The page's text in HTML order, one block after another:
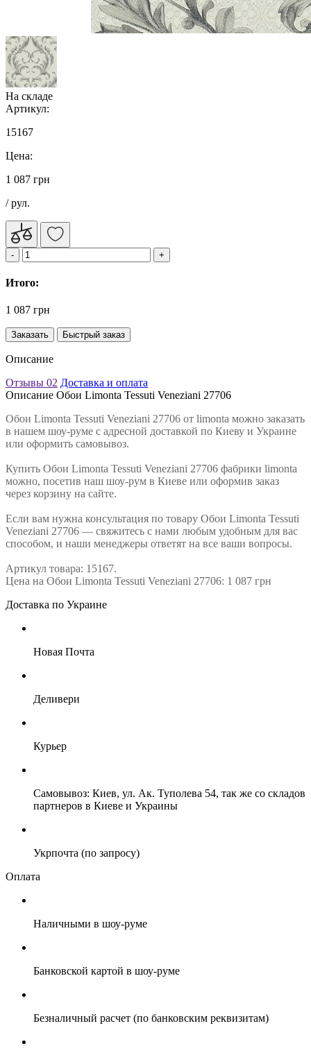
На складе
Артикул:
15167
Цена:
1 087 грн
/ рул.
Итого:
1 087 грн
Заказать Быстрый заказ
Описание
Отзывы 02 Доставка и оплата
Описание Обои Limonta Tessuti Veneziani 27706
Обои Limonta Tessuti Veneziani 27706 от limonta можно заказать
в нашем шоу-руме с адресной доставкой по Киеву и Украине
или оформить самовывоз.
Купить Обои Limonta Tessuti Veneziani 27706 фабрики limonta
можно, посетив наш шоу-рум в Киеве или оформив заказ
через корзину на сайте.
Если вам нужна консультация по товару Обои Limonta Tessuti
Veneziani 27706 — свяжитесь с нами любым удобным для вас
способом, и наши менеджеры ответят на все ваши вопросы.
Артикул товара: 15167.
Цена на Обои Limonta Tessuti Veneziani 27706: 1 087 грн
Доставка по Украине
Новая Почта
Деливери
Курьер
Самовывоз: Киев, ул. Ак. Туполева 54, так же со складов
партнеров в Киеве и Украины
Укрпочта (по запросу)
Оплата
Наличными в шоу-руме
Банковской картой в шоу-руме
Безналичный расчет (по банковским реквизитам)